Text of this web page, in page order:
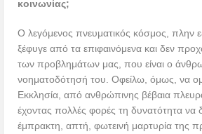
κοινωνίας;
Ο λεγόμενος πνευματικός κόσμος, πλην
ξέφυγε από τα επιφαινόμενα και δεν
των προβλημάτων μας, που είναι ο
νοηματοδότησή του. Οφείλω, όμως, να
Εκκλησία, από ανθρώπινης βέβαια
έχοντας πολλές φορές τη δυνατότητα να
έμπρακτη, απτή, φωτεινή μαρτυρία της